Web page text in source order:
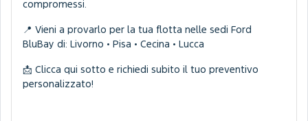
compromessi.
📍 Vieni a provarlo per la tua flotta nelle sedi Ford
BluBay di: Livorno • Pisa • Cecina • Lucca
📩 Clicca qui sotto e richiedi subito il tuo preventivo
personalizzato!